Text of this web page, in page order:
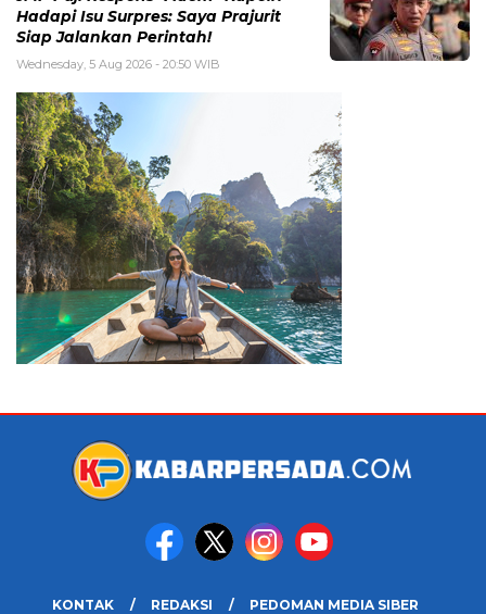
Hadapi Isu Surpres: Saya Prajurit
Siap Jalankan Perintah!
Wednesday, 5 Aug 2026 - 20:50 WIB
KONTAK REDAKSI PEDOMAN MEDIA SIBER